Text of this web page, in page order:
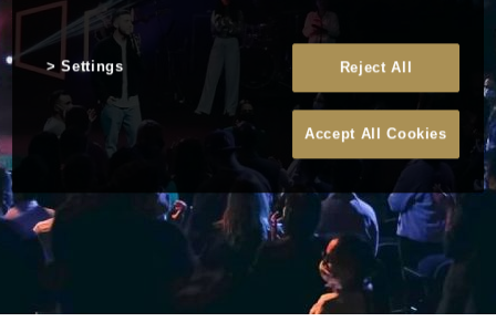
Reject All
Accept All Cookies
Settings